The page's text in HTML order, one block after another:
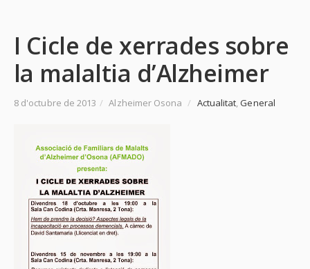
I Cicle de xerrades sobre
la malaltia d’Alzheimer
8 d'octubre de 2013 / Alzheimer Osona / Actualitat,General